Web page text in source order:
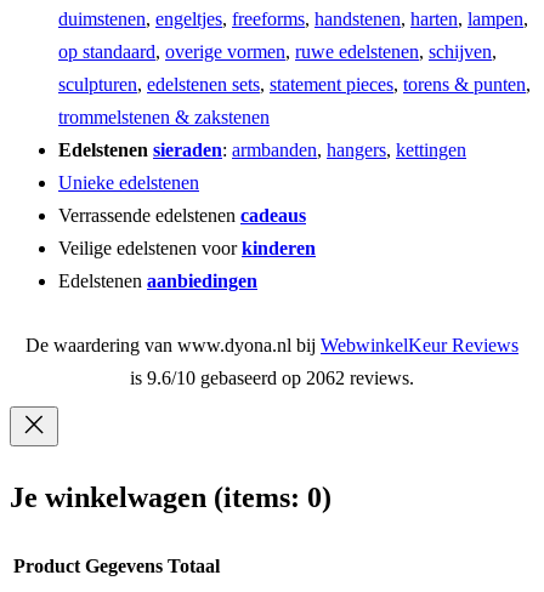
duimstenen, engeltjes, freeforms, handstenen, harten, lampen,
op standaard, overige vormen, ruwe edelstenen, schijven,
sculpturen, edelstenen sets, statement pieces, torens & punten,
trommelstenen & zakstenen
Edelstenen sieraden: armbanden, hangers, kettingen
Unieke edelstenen
Verrassende edelstenen cadeaus
Veilige edelstenen voorkinderen
Edelstenen aanbiedingen
De waardering van www.dyona.nl bij WebwinkelKeur Reviews
is 9.6/10 gebaseerd op 2062 reviews.
Je winkelwagen (items: 0)
Product Gegevens Totaal